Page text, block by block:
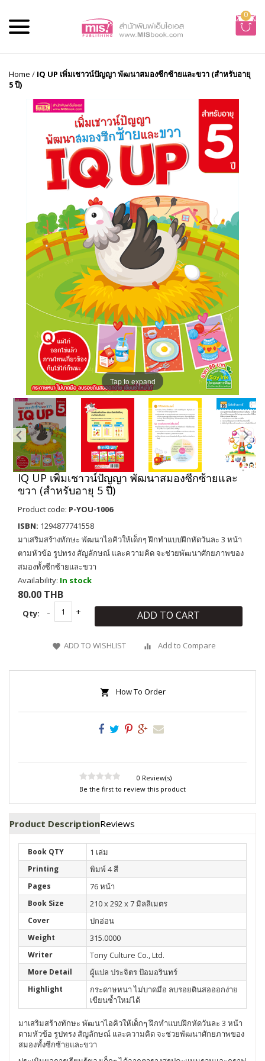
0
Home / IQ UP เพิ่มเชาวน์ปัญญา พัฒนาสมองซีกซ้ายและขวา (สำหรับอายุ
5 ปี)
Tap to expand
IQ UP เพิ่มเชาวน์ปัญญา พัฒนาสมองซีกซ้ายและ
ขวา (สำหรับอายุ 5 ปี)
Product code: P-YOU-1006
ISBN: 1294877741558
มาเสริมสร้างทักษะ พัฒนาไอคิวให้เด็กๆ ฝึกทำแบบฝึกหัดวันละ 3 หน้า
ตามหัวข้อ รูปทรง สัญลักษณ์ และความคิด จะช่วยพัฒนาศักยภาพของ
สมองทั้งซีกซ้ายและขวา
Availability: In stock
80.00 THB
Qty: ADD TO CART
ADD TO WISHLIST Add to Compare
How To Order
0 Review(s)
Be the first to review this product
Product DescriptionReviews
Book QTY 1 เล่ม
Printing พิมพ์ 4 สี
Pages 76 หน้า
Book Size 210 x 292 x 7 มิลลิเมตร
Cover ปกอ่อน
Weight 315.0000
Writer Tony Culture Co., Ltd.
More Detail ผู้แปล ประจิตร ป้อมอรินทร์
Highlight
กระดาษหนา ไม่บาดมือ ลบรอยดินสอออกง่าย
เขียนซ้ำใหม่ได้
มาเสริมสร้างทักษะ พัฒนาไอคิวให้เด็กๆ ฝึกทำแบบฝึกหัดวันละ 3 หน้า
ตามหัวข้อ รูปทรง สัญลักษณ์ และความคิด จะช่วยพัฒนาศักยภาพของ
สมองทั้งซีกซ้ายและขวา